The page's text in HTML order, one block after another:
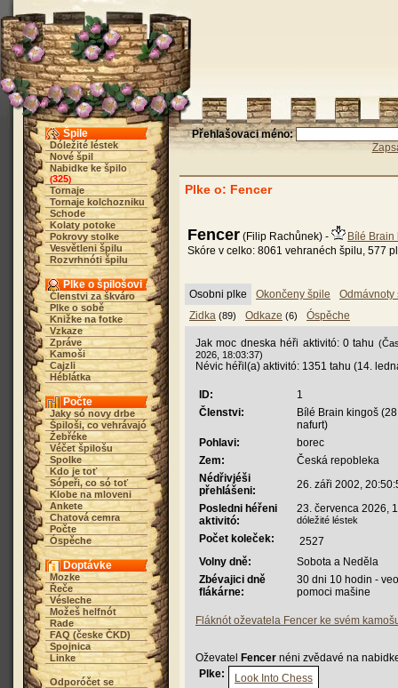
Špile
Dóležité léstek
Nové špil
Nabidke ke špilo
(325)
Tornaje
Tornaje kolchozniku
Schode
Kolaty potoke
Pokrovy stolke
Vesvětleni špilu
Rozvrhnóti špilu
Plke o špilošovi
Členstvi za škváro
Plke o sobě
Knižke na fotke
Vzkaze
Zpráve
Kamoši
Cajzli
Héblátka
Počte
Jaky só novy drbe
Špiloši, co vehrávajó
Žebřéke
Véčet špilošu
Spolke
Kdo je toť
Sópeři, co só toť
Klobe na mloveni
Ankete
Chatová cemra
Počte
Óspěche
Doptávke
Mozke
Řeče
Vésleche
Možeš helfnót
Rade
FAQ (česke ČKD)
Spojnica
Linke
Odporóčet se
Přehlašovaci méno:
Plke o: Fencer
Fencer (Filip Rachůnek) -
Bílé Brain
Skóre v celko: 8061 vehranéch špilu, 577
Osobni plke Okončeny špile
Odmávnoty
Zidka (89) Odkaze (6) Óspěche
Jak moc dneska héři aktivitó: 0 tahu
2026, 18:03:37)
Névic héřil(a) aktivitó: 1351 tahu (14.
ID:
1
Členstvi:
Bílé Brain kingoš
nafurt)
Pohlavi:
borec
Zem:
Česká repobleka
Nédřivjéši
přehlášeni:
26. záři 2002,
Posledni héřeni
aktivitó:
23. červenca 2026,
dóležité léstek
Počet koleček:
2527
Volny dně:
Sobota a Neděla
Zbévajici dně
flákárne:
30 dni 10 hodin -
pomoci mašine
Fláknót oževatela Fencer ke svém
Oževatel Fencer néni zvědavé na
Plke:
Look Into Chess